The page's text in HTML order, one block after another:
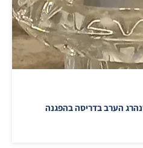
הערב בדריסה בהפגנה